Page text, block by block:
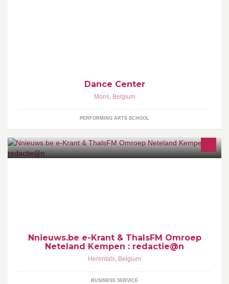
Dance Center
Mons, Belgium
PERFORMING ARTS SCHOOL
Nnieuws.be e-Krant & ThalsFM Omroep
Neteland Kempen : redactie@n
Herentals, Belgium
BUSINESS SERVICE